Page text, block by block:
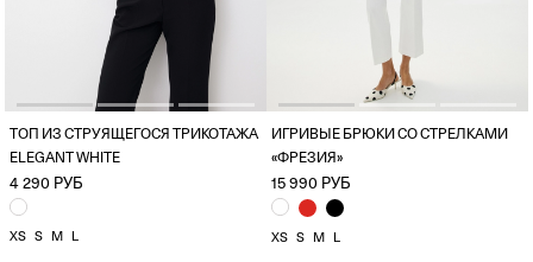
ТОП ИЗ СТРУЯЩЕГОСЯ ТРИКОТАЖА
ELEGANT WHITE
4 290 РУБ
XS S M L
ИГРИВЫЕ БРЮКИ СО СТРЕЛКАМИ
«ФРЕЗИЯ»
15 990 РУБ
XS S M L